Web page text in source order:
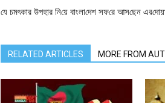
যে চমৎকার উপহার নি‌য়ে বাংলা‌দেশ সফ‌রে আস‌ছেন
RELATED ARTICLES MORE FROM